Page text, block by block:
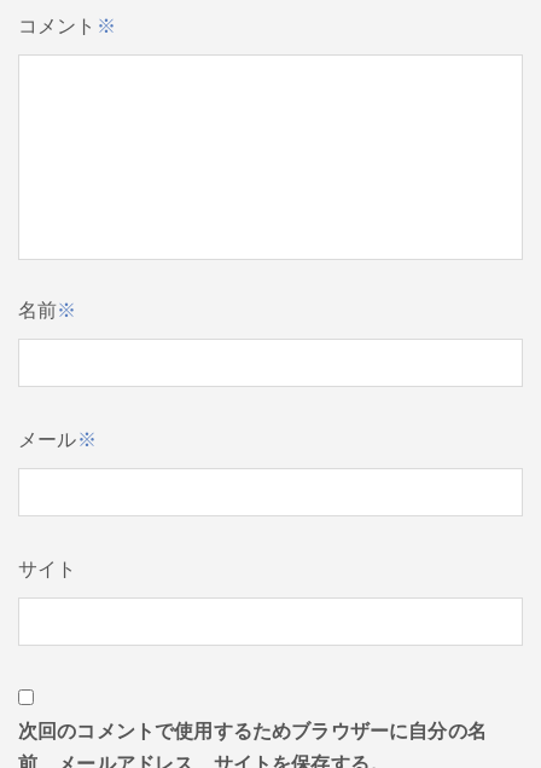
コメント※
名前※
メール※
サイト
次回のコメントで使用するためブラウザーに自分の名